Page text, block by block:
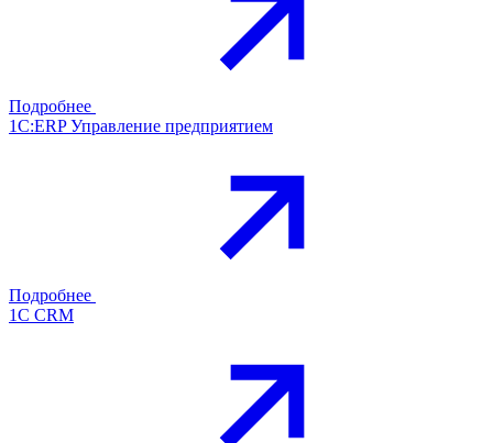
Подробнее
1С:ERP Управление предприятием
Подробнее
1С CRM